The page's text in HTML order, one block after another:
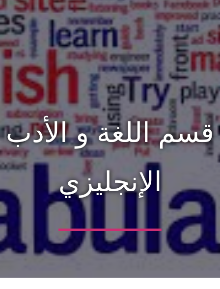
قسم اللغة و الأدب
الإنجليزي